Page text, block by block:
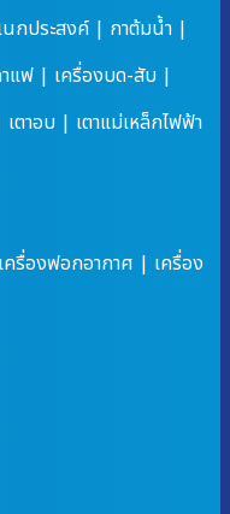
กประสงค์ | กาต้มน้ำ |
แฟ | เครื่องบด-สับ |
เตาอบ | เตาแม่เหล็กไฟฟ้า
เครื่องฟอกอากาศ | เครื่อง